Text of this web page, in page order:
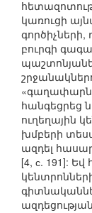
կառուցի
բուրգի
հանգեցրեց
ուղեղային
խմբերի
ազդել
[4, с. 191]: